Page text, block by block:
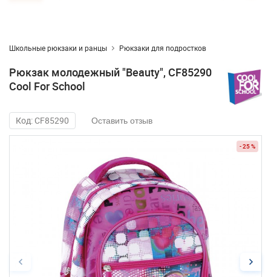
Школьные рюкзаки и ранцы Рюкзаки для подростков
Рюкзак молодежный "Beauty", CF85290
Cool For School
Код: CF85290 Оставить отзыв
- 25 %
- 25 %
- 25 %